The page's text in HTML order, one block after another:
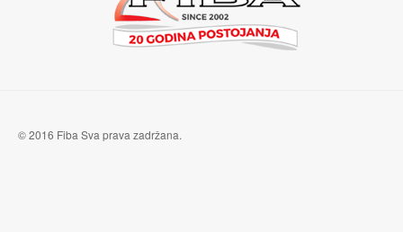
© 2016 Fiba Sva prava zadržana.